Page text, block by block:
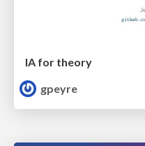
IA for theory
gpeyre